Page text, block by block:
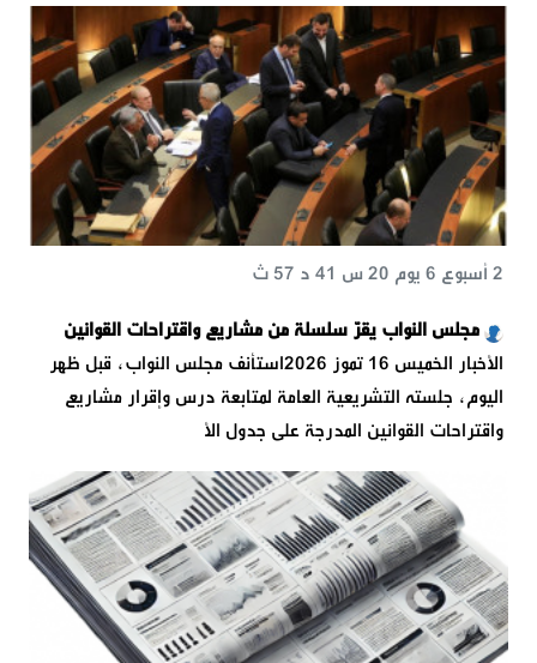
مجلس النواب يقرّ سلسلة من مشاريع واقتراحات القوانين
2 أسبوع 6 يوم 20 س 41 د 57 ث
الأخبار الخميس 16 تموز 2026استأنف مجلس النواب، قبل ظهر
اليوم، جلسته التشريعية العامة لمتابعة درس وإقرار مشاريع
واقتراحات القوانين المدرجة على جدول الأ